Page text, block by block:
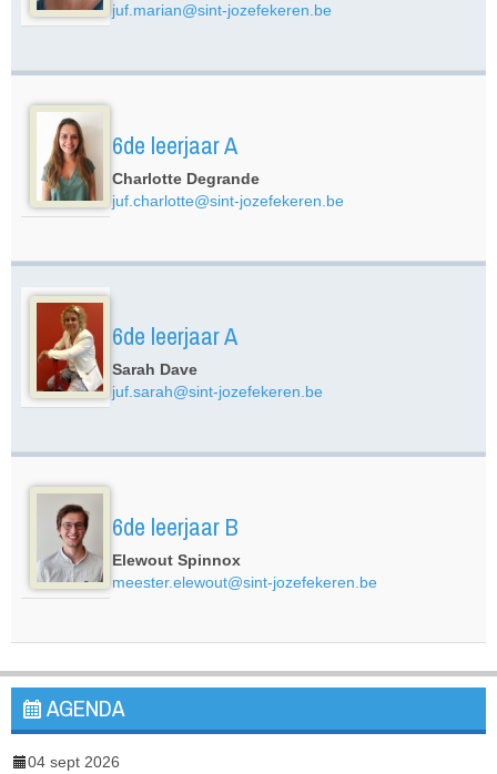
juf.marian@sint-jozefekeren.be
6de leerjaar A
Charlotte Degrande
juf.charlotte@sint-jozefekeren.be
6de leerjaar A
Sarah Dave
juf.sarah@sint-jozefekeren.be
6de leerjaar B
Elewout Spinnox
meester.elewout@sint-jozefekeren.be
AGENDA
04 sept 2026